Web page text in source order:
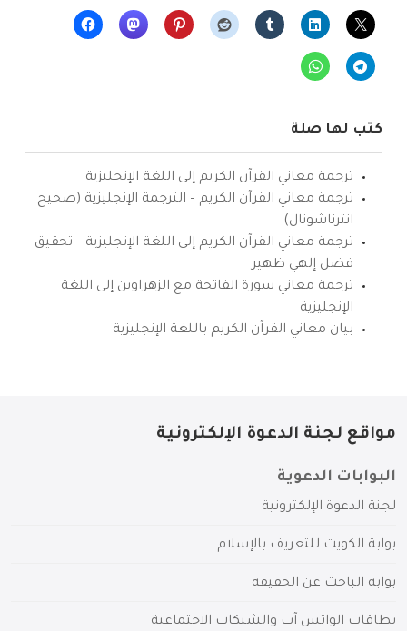
كتب لها صلة
ترجمة معاني القرآن الكريم إلى اللغة الإنجليزية
ترجمة معاني القرآن الكريم – الترجمة الإنجليزية (صحيح
انترناشونال)
ترجمة معاني القرآن الكريم إلى اللغة الإنجليزية – تحقيق
فضل إلهي ظهير
ترجمة معاني سورة الفاتحة مع الزهراوين إلى اللغة
الإنجليزية
بيان معاني القرآن الكريم باللغة الإنجليزية
مواقع لجنة الدعوة الإلكترونية
البوابات الدعوية
لجنة الدعوة الإلكترونية
بوابة الكويت للتعريف بالإسلام
بوابة الباحث عن الحقيقة
بطاقات الواتس آب والشبكات الاجتماعية